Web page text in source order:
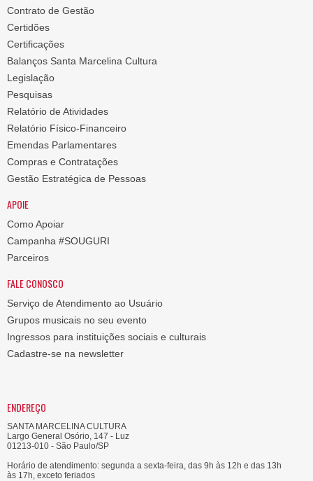
Contrato de Gestão
Certidões
Certificações
Balanços Santa Marcelina Cultura
Legislação
Pesquisas
Relatório de Atividades
Relatório Físico-Financeiro
Emendas Parlamentares
Compras e Contratações
Gestão Estratégica de Pessoas
APOIE
Como Apoiar
Campanha #SOUGURI
Parceiros
FALE CONOSCO
Serviço de Atendimento ao Usuário
Grupos musicais no seu evento
Ingressos para instituições sociais e culturais
Cadastre-se na newsletter
ENDEREÇO
SANTA MARCELINA CULTURA
Largo General Osório, 147 - Luz
01213-010 - São Paulo/SP
Horário de atendimento: segunda a sexta-feira, das 9h às 12h e das 13h
às 17h, exceto feriados